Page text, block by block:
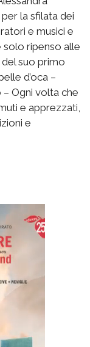
la sfilata dei
e musici e
solo ripenso alle
suo primo
d’oca –
Ogni volta che
e apprezzati,
e